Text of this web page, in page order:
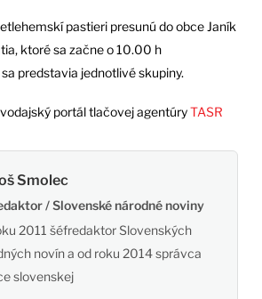
pastieri presunú do obce Janík
ktoré sa začne o 10.00 h
predstavia jednotlivé skupiny.
portál tlačovej agentúryTASR
Smolec
/ Slovenské národné noviny
2011 šéfredaktor Slovenských
novín a od roku 2014 správca
slovenskej